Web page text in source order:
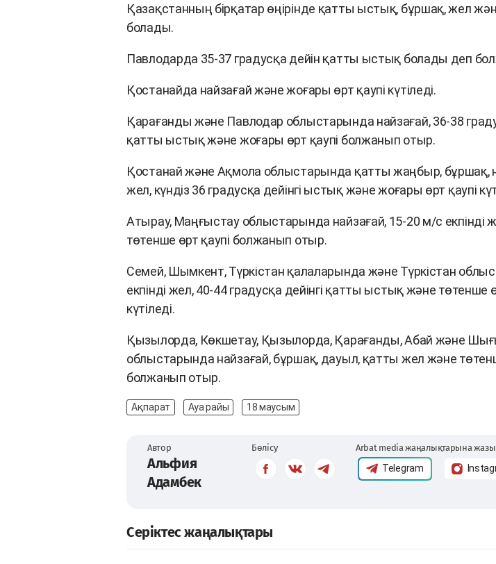
Қазақстанның бірқатар өңірінде қатты ыстық, бұршақ, жел
болады.
Павлодарда 35-37 градусқа дейін қатты ыстық болады деп
Қостанайда найзағай және жоғары өрт қаупі күтіледі.
Қарағанды және Павлодар облыстарында найзағай, 36-38
қатты ыстық және жоғары өрт қаупі болжанып отыр.
Қостанай және Ақмола облыстарында қатты жаңбыр, бұршақ,
жел, күндіз 36 градусқа дейінгі ыстық және жоғары өрт қаупі
Атырау, Маңғыстау облыстарында найзағай, 15-20 м/с екпінді
төтенше өрт қаупі болжанып отыр.
Семей, Шымкент, Түркістан қалаларында және Түркістан
екпінді жел, 40-44 градусқа дейінгі қатты ыстық және төтенше
күтіледі.
Қызылорда, Көкшетау, Қызылорда, Қарағанды, Абай және
облыстарында найзағай, бұршақ, дауыл, қатты жел және
болжанып отыр.
Ақпарат Ауа райы 18 маусым
Автор
Альфия
Адамбек
Бөлісу Arbat media жаңалықтарына
Telegram
Серіктес жаңалықтары